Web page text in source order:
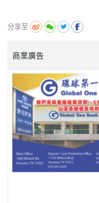
分享至
商業廣告